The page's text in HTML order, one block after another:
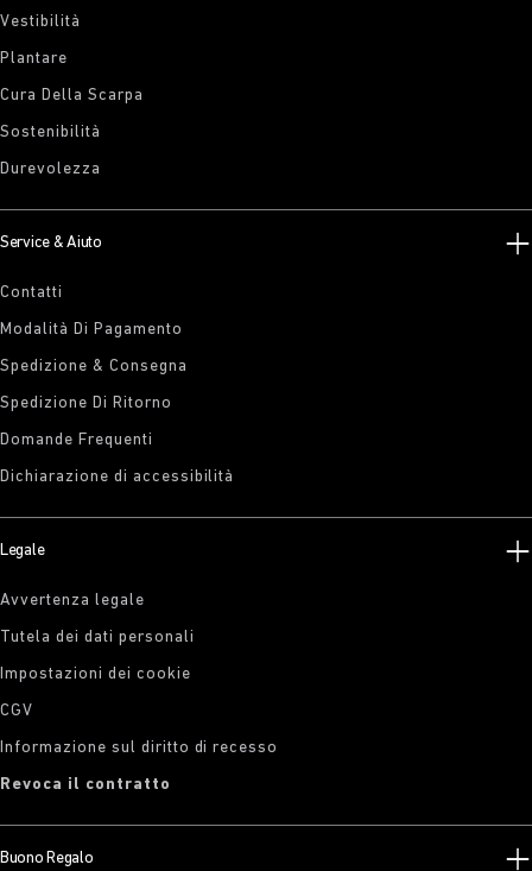
Vestibilità
Plantare
Cura Della Scarpa
Sostenibilità
Durevolezza
Service & Aiuto
Contatti
Modalità Di Pagamento
Spedizione & Consegna
Spedizione Di Ritorno
Domande Frequenti
Dichiarazione di accessibilità
Legale
Avvertenza legale
Tutela dei dati personali
Impostazioni dei cookie
CGV
Informazione sul diritto di recesso
Revoca il contratto
Buono Regalo